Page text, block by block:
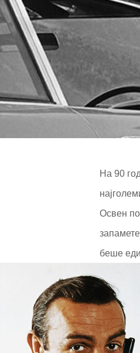
На 90
Освен
беше